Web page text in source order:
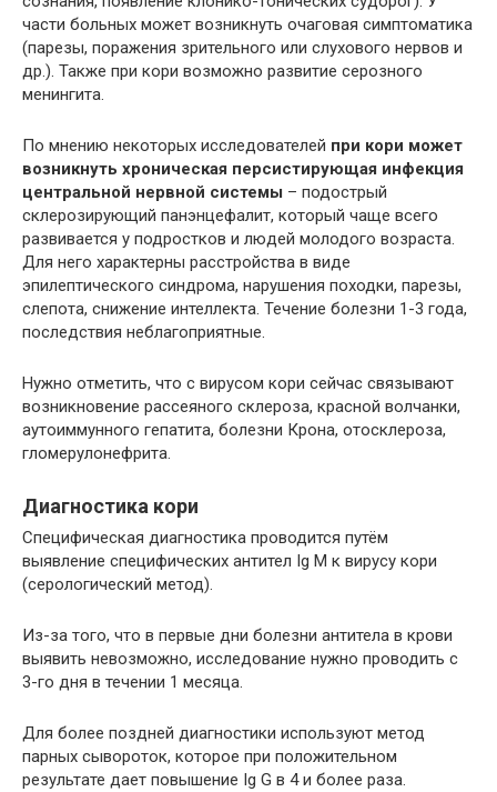
части больных может возникнуть очаговая симптоматика
(парезы, поражения зрительного или слухового нервов и
др.). Также при кори возможно развитие серозного
менингита.
По мнению некоторых исследователей при кори может
возникнуть хроническая персистирующая инфекция
центральной нервной системы – подострый
склерозирующий панэнцефалит, который чаще всего
развивается у подростков и людей молодого возраста.
Для него характерны расстройства в виде
эпилептического синдрома, нарушения походки, парезы,
слепота, снижение интеллекта. Течение болезни 1-3 года,
последствия неблагоприятные.
Нужно отметить, что с вирусом кори сейчас связывают
возникновение рассеяного склероза, красной волчанки,
аутоиммунного гепатита, болезни Крона, отосклероза,
гломерулонефрита.
Диагностика кори
Специфическая диагностика проводится путём
выявление специфических антител Ig M к вирусу кори
(серологический метод).
Из-за того, что в первые дни болезни антитела в крови
выявить невозможно, исследование нужно проводить с
3-го дня в течении 1 месяца.
Для более поздней диагностики используют метод
парных сывороток, которое при положительном
результате дает повышение Ig G в 4 и более раза.